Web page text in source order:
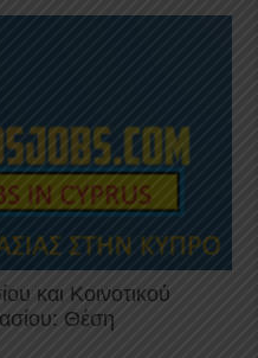
και Κοινοτικού
Θέση